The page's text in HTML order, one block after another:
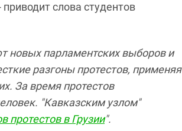
слова студентов
новых парламентских выборов и
разгоны протестов, применяя
За время протестов
"Кавказским узлом"
протестов в Грузии".